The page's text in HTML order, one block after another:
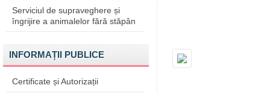
Serviciul de supraveghere și
îngrijire a animalelor fără stăpân
INFORMAȚII PUBLICE
Certificate și Autorizații